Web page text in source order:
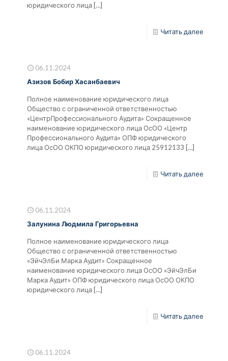
юридического лица[…]
Читать далее
06.11.2024
Азизов Бобир Хасанбаевич
Полное наименование юридического лица
Общество с ограниченной ответственностью
«ЦентрПрофессионального Аудита» Сокращенное
наименование юридического лица ОсОО «Центр
Профессионального Аудита» ОПФ юридического
лица ОсОО ОКПО юридического лица 25912133 […]
Читать далее
06.11.2024
Залунина Людмила Григорьевна
Полное наименование юридического лица
Общество с ограниченной ответственностью
«ЭйчЭлБи Марка Аудит» Сокращенное
наименование юридического лица ОсОО «ЭйчЭлБи
Марка Аудит» ОПФ юридического лица ОсОО ОКПО
юридического лица[…]
Читать далее
06.11.2024